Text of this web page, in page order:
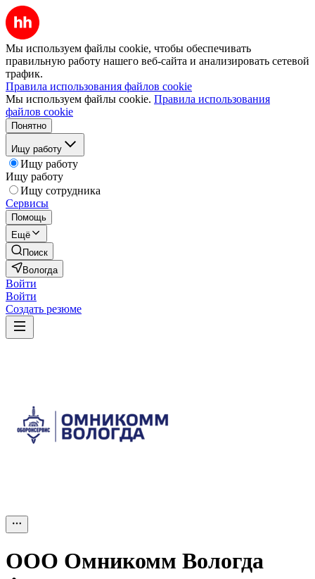
Мы используем файлы cookie, чтобы обеспечивать
правильную работу нашего веб-сайта и анализировать сетевой
трафик.
Правила использования файлов cookie
Мы используем файлы cookie. Правила использования
файлов cookie
Понятно
Ищу работу
Ищу работу
Ищу работу
Ищу сотрудника
Сервисы
Помощь
Ещё
Поиск
Вологда
Войти
Войти
Создать резюме
ООО Омникомм Вологда